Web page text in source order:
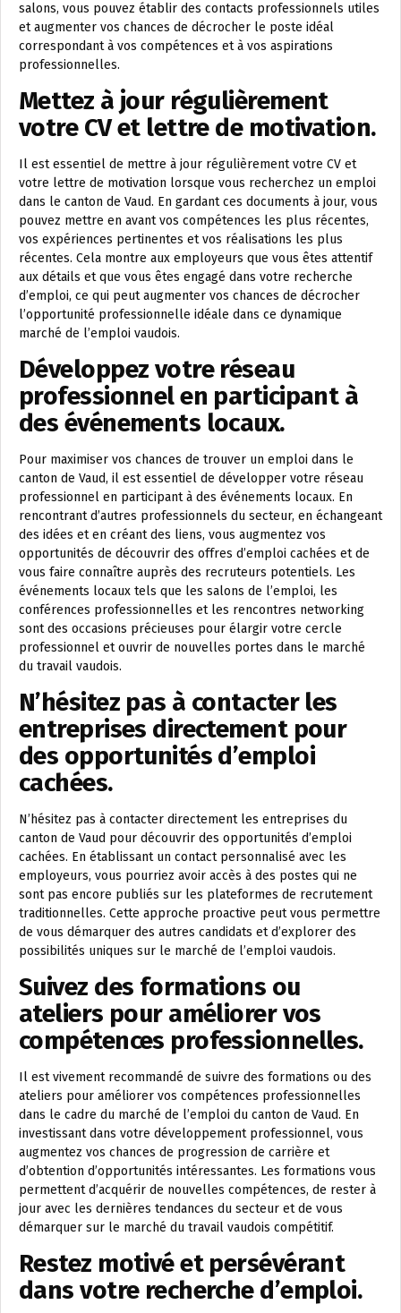
salons, vous pouvez établir des contacts professionnels utiles
et augmenter vos chances de décrocher le poste idéal
correspondant à vos compétences et à vos aspirations
professionnelles.
Mettez à jour régulièrement
votre CV et lettre de motivation.
Il est essentiel de mettre à jour régulièrement votre CV et
votre lettre de motivation lorsque vous recherchez un emploi
dans le canton de Vaud. En gardant ces documents à jour, vous
pouvez mettre en avant vos compétences les plus récentes,
vos expériences pertinentes et vos réalisations les plus
récentes. Cela montre aux employeurs que vous êtes attentif
aux détails et que vous êtes engagé dans votre recherche
d’emploi, ce qui peut augmenter vos chances de décrocher
l’opportunité professionnelle idéale dans ce dynamique
marché de l’emploi vaudois.
Développez votre réseau
professionnel en participant à
des événements locaux.
Pour maximiser vos chances de trouver un emploi dans le
canton de Vaud, il est essentiel de développer votre réseau
professionnel en participant à des événements locaux. En
rencontrant d’autres professionnels du secteur, en échangeant
des idées et en créant des liens, vous augmentez vos
opportunités de découvrir des offres d’emploi cachées et de
vous faire connaître auprès des recruteurs potentiels. Les
événements locaux tels que les salons de l’emploi, les
conférences professionnelles et les rencontres networking
sont des occasions précieuses pour élargir votre cercle
professionnel et ouvrir de nouvelles portes dans le marché
du travail vaudois.
N’hésitez pas à contacter les
entreprises directement pour
des opportunités d’emploi
cachées.
N’hésitez pas à contacter directement les entreprises du
canton de Vaud pour découvrir des opportunités d’emploi
cachées. En établissant un contact personnalisé avec les
employeurs, vous pourriez avoir accès à des postes qui ne
sont pas encore publiés sur les plateformes de recrutement
traditionnelles. Cette approche proactive peut vous permettre
de vous démarquer des autres candidats et d’explorer des
possibilités uniques sur le marché de l’emploi vaudois.
Suivez des formations ou
ateliers pour améliorer vos
compétences professionnelles.
Il est vivement recommandé de suivre des formations ou des
ateliers pour améliorer vos compétences professionnelles
dans le cadre du marché de l’emploi du canton de Vaud. En
investissant dans votre développement professionnel, vous
augmentez vos chances de progression de carrière et
d’obtention d’opportunités intéressantes. Les formations vous
permettent d’acquérir de nouvelles compétences, de rester à
jour avec les dernières tendances du secteur et de vous
démarquer sur le marché du travail vaudois compétitif.
Restez motivé et persévérant
dans votre recherche d’emploi.